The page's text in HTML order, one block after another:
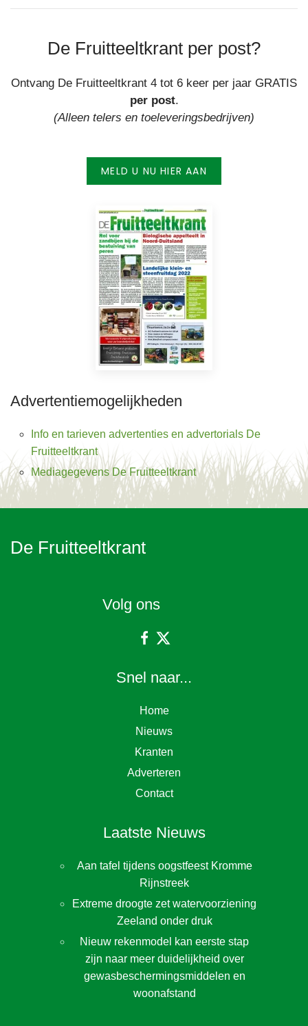
De Fruitteeltkrant per post?
Ontvang De Fruitteeltkrant 4 tot 6 keer per jaar GRATIS
per post.
(Alleen telers en toeleveringsbedrijven)
MELD U NU HIER AAN
Advertentiemogelijkheden
Info en tarieven advertenties en advertorials De
Fruitteeltkrant
Mediagegevens De Fruitteeltkrant
De Fruitteeltkrant
Volg ons
Snel naar...
Home
Nieuws
Kranten
Adverteren
Contact
Laatste Nieuws
Aan tafel tijdens oogstfeest Kromme
Rijnstreek
Extreme droogte zet watervoorziening
Zeeland onder druk
Nieuw rekenmodel kan eerste stap
zijn naar meer duidelijkheid over
gewasbeschermingsmiddelen en
woonafstand